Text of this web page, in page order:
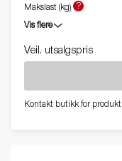
Makslast (kg)
?
Vis flere
Veil. utsalgspris
Kontakt butikk for produkt